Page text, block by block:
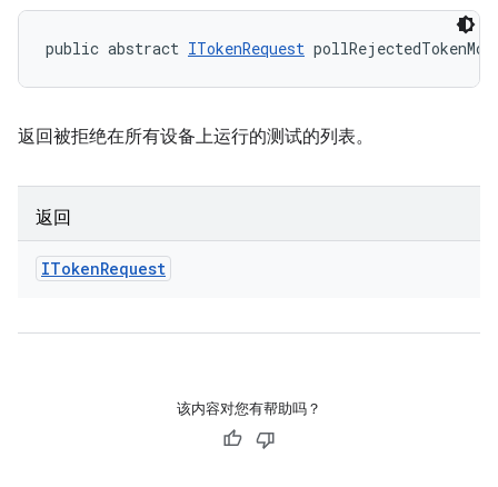
public abstract ITokenRequest
返回被拒绝在所有设备上运行的测试的列表。
返回
ITokenRequest
该内容对您有帮助吗？